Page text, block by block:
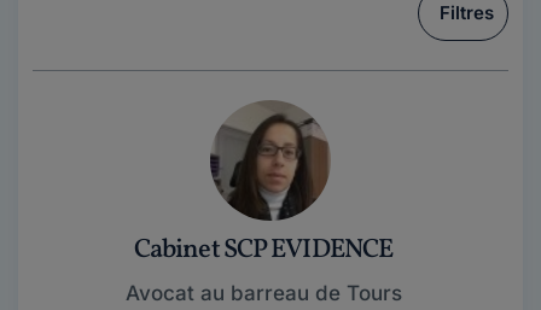
Filtres
Cabinet SCP EVIDENCE
Avocat au barreau de Tours